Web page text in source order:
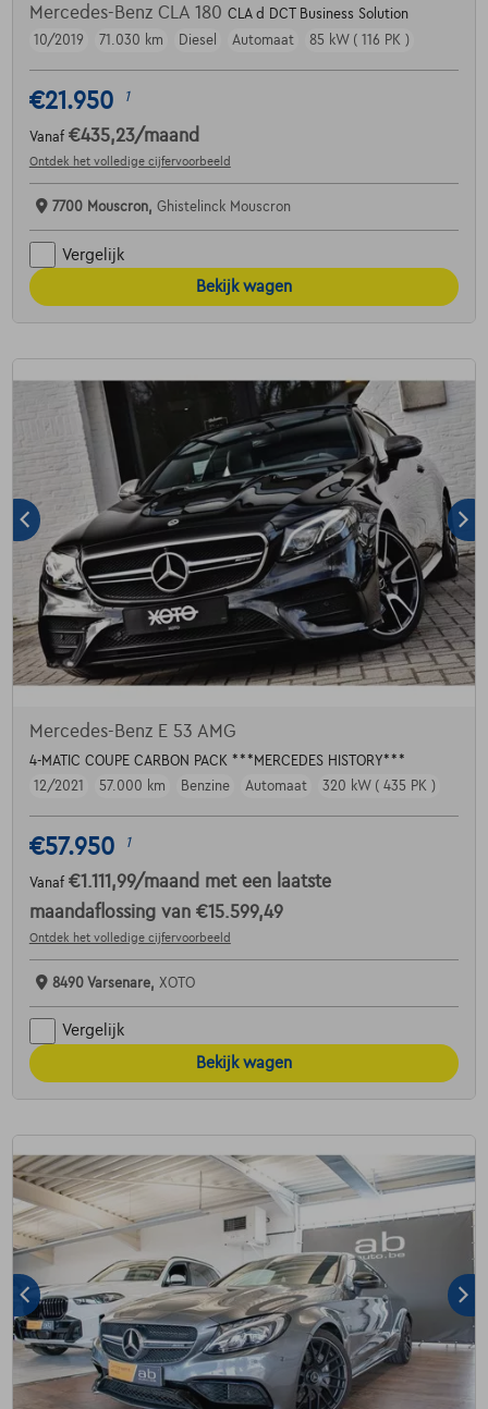
Mercedes-Benz CLA 180 CLA d DCT Business Solution
10/2019
71.030 km Diesel Automaat 85 kW ( 116 PK )
€21.950 1
Vanaf €435,23/maand
Ontdek het volledige cijfervoorbeeld
7700 Mouscron, Ghistelinck Mouscron
Vergelijk
Bekijk wagen
Mercedes-Benz E 53 AMG
4-MATIC COUPE CARBON PACK ***MERCEDES HISTORY***
12/2021
57.000 km Benzine Automaat 320 kW ( 435 PK )
€57.950 1
Vanaf €1.111,99/maand met een laatste
maandaflossing van €15.599,49
Ontdek het volledige cijfervoorbeeld
8490 Varsenare, XOTO
Vergelijk
Bekijk wagen